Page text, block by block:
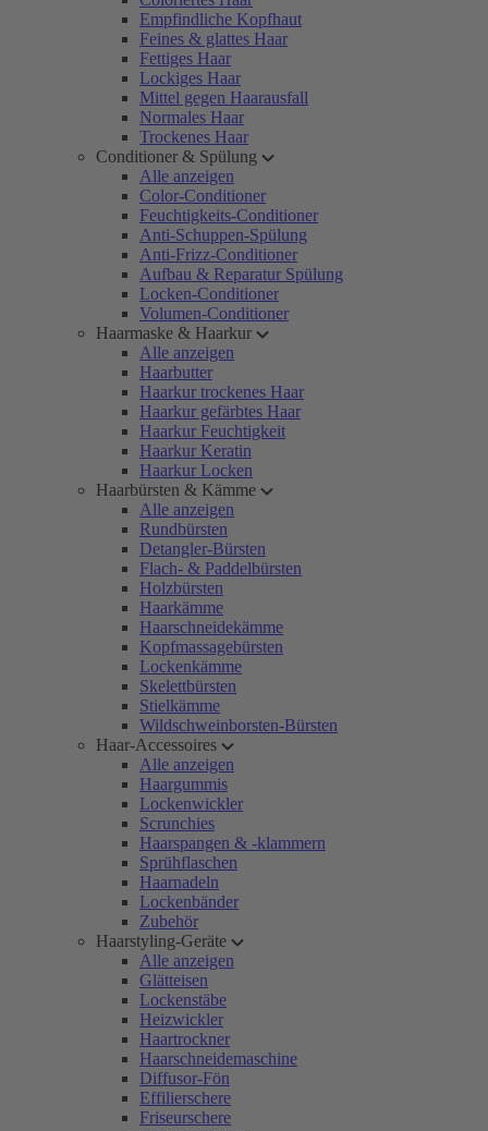
Empfindliche Kopfhaut
Feines & glattes Haar
Fettiges Haar
Lockiges Haar
Mittel gegen Haarausfall
Normales Haar
Trockenes Haar
Conditioner & Spülung
Alle anzeigen
Color-Conditioner
Feuchtigkeits-Conditioner
Anti-Schuppen-Spülung
Anti-Frizz-Conditioner
Aufbau & Reparatur Spülung
Locken-Conditioner
Volumen-Conditioner
Haarmaske & Haarkur
Alle anzeigen
Haarbutter
Haarkur trockenes Haar
Haarkur gefärbtes Haar
Haarkur Feuchtigkeit
Haarkur Keratin
Haarkur Locken
Haarbürsten & Kämme
Alle anzeigen
Rundbürsten
Detangler-Bürsten
Flach- & Paddelbürsten
Holzbürsten
Haarkämme
Haarschneidekämme
Kopfmassagebürsten
Lockenkämme
Skelettbürsten
Stielkämme
Wildschweinborsten-Bürsten
Haar-Accessoires
Alle anzeigen
Haargummis
Lockenwickler
Scrunchies
Haarspangen & -klammern
Sprühflaschen
Haarnadeln
Lockenbänder
Zubehör
Haarstyling-Geräte
Alle anzeigen
Glätteisen
Lockenstäbe
Heizwickler
Haartrockner
Haarschneidemaschine
Diffusor-Fön
Effilierschere
Friseurschere